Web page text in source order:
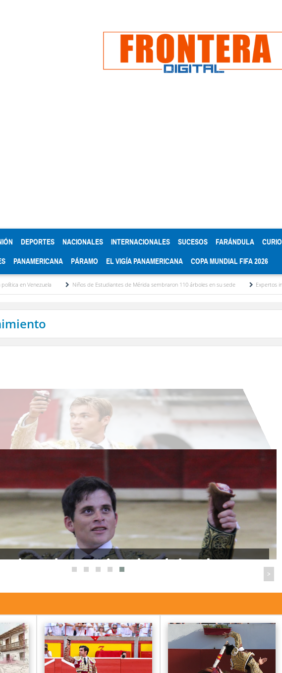
DEPORTES NACIONALES INTERNACIONALES SUCESOS FARÁNDULA
PANAMERICANA PÁRAMO EL VIGÍA PANAMERICANA COPA MUNDIAL FIFA 2026
Niños de Estudiantes de Mérida sembraron 110 árboles en su sede Expertos inspeccionan espacios del
miércoles presentan carteles
de la Feria de Tovar 2026
>